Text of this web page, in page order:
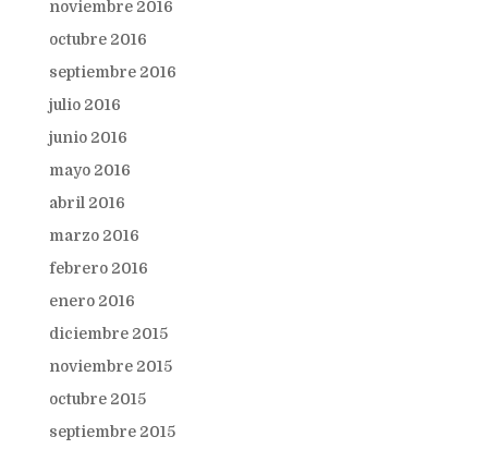
noviembre 2016
octubre 2016
septiembre 2016
julio 2016
junio 2016
mayo 2016
abril 2016
marzo 2016
febrero 2016
enero 2016
diciembre 2015
noviembre 2015
octubre 2015
septiembre 2015